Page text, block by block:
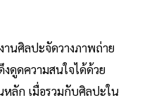
นศิลปะจัดวางภาพถ่าย
ดูดความสนใจได้ด้วย
ลัก เมื่อรวมกับศิลปะใน